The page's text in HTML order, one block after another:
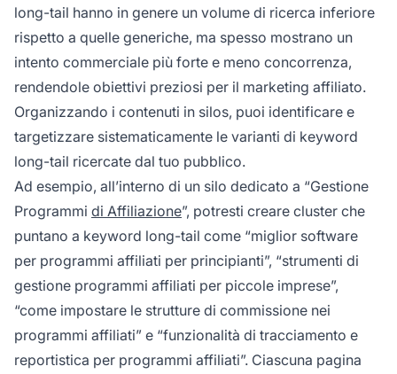
long-tail hanno in genere un volume di ricerca inferiore
rispetto a quelle generiche, ma spesso mostrano un
intento commerciale più forte e meno concorrenza,
rendendole obiettivi preziosi per il marketing affiliato.
Organizzando i contenuti in silos, puoi identificare e
targetizzare sistematicamente le varianti di keyword
long-tail ricercate dal tuo pubblico.
Ad esempio, all’interno di un silo dedicato a “Gestione
Programmi di Affiliazione”, potresti creare cluster che
puntano a keyword long-tail come “miglior software
per programmi affiliati per principianti”, “strumenti di
gestione programmi affiliati per piccole imprese”,
“come impostare le strutture di commissione nei
programmi affiliati” e “funzionalità di tracciamento e
reportistica per programmi affiliati”. Ciascuna pagina